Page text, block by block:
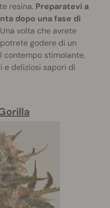
resina. Preparatevi a
dopo una fase di
volta che avrete
godere di un
contempo stimolante,
e deliziosi sapori di